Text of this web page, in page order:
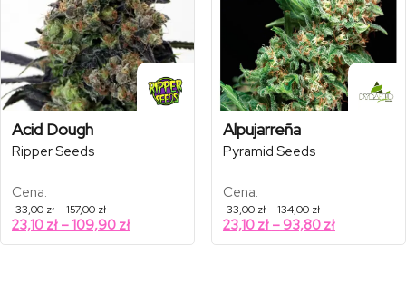
Acid Dough
Ripper Seeds
Cena:
33,00zł–157,00złZakres
cen:
od
33,00 zł
23,10 zł – 109,90 złZakres
cen:
Alpujarreña
Pyramid Seeds
Cena:
33,00zł–134,00złZakres
cen:
od
33,00 zł
23,10 zł – 93,80 złZakres
cen: